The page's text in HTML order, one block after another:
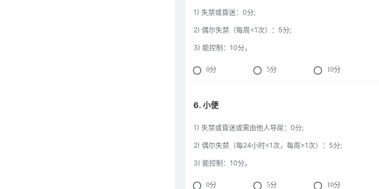
1) 失禁或昏迷：0分;
2) 偶尔失禁（每周<1次）：5分;
3) 能控制：10分。
0分 5分 10分
6. 小便
1) 失禁或昏迷或需由他人导尿：0分;
2) 偶尔失禁（每24小时<1次，每周>1次）：5分;
3) 能控制：10分。
0分 5分 10分